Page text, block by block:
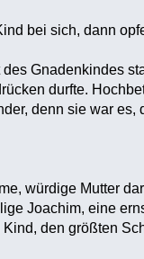
bei sich, dann
Gnadenkindes
durfte.
denn sie war
würdige Mutter
Joachim, eine
den größten